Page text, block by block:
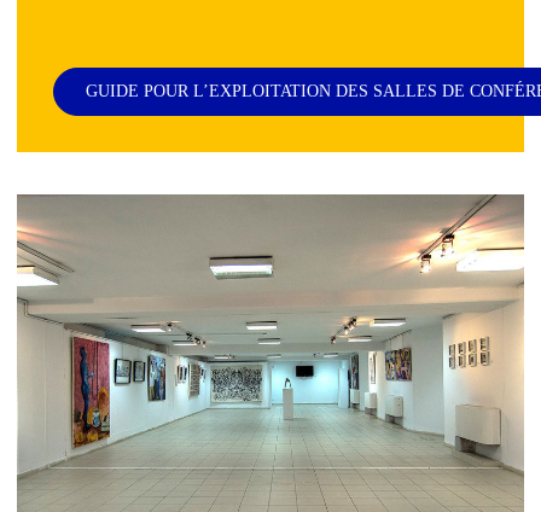
GUIDE POUR L’EXPLOITATION DES SALLES DE